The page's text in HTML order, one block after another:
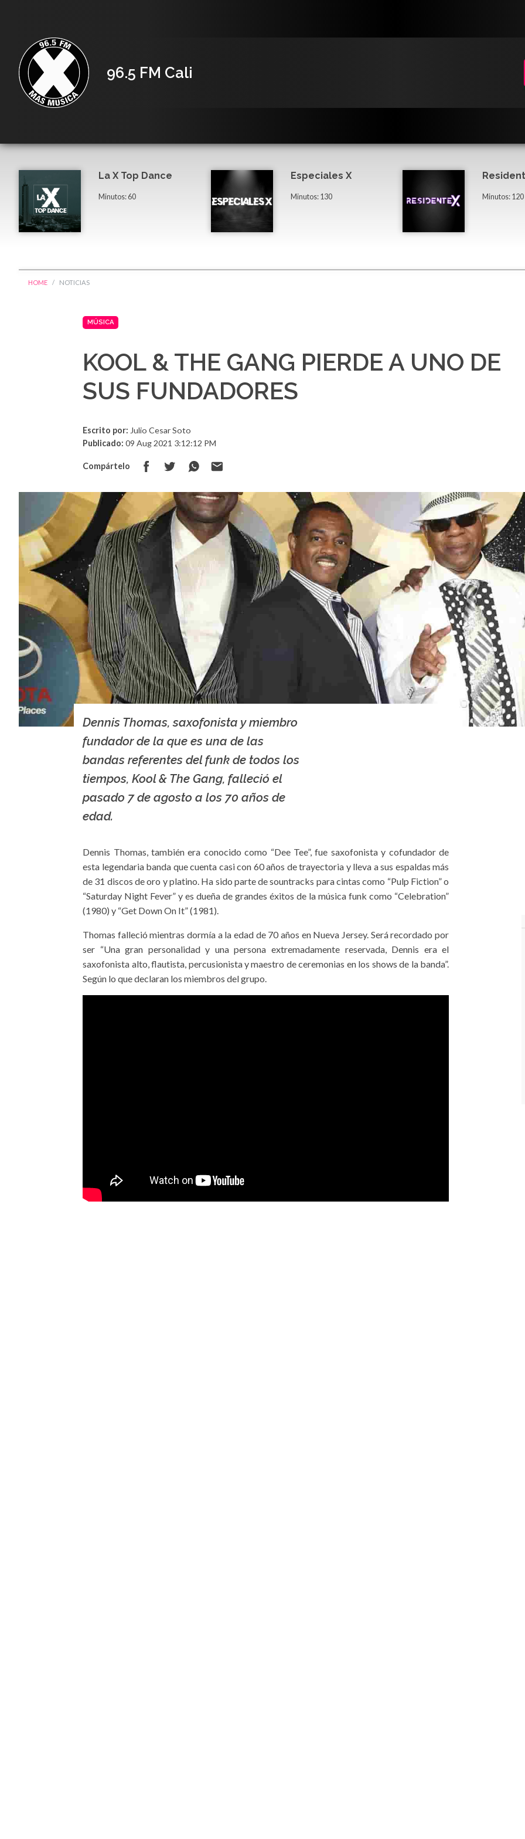
96.5 FM Cali
La X Top Dance
Minutos: 60
Especiales X
Minutos: 130 Minutos: 120
HOME NOTICIAS
MÚSICA
KOOL & THE GANG PIERDE A UNO DE
SUS FUNDADORES
Escrito por: Julio Cesar Soto
Publicado: 09 Aug 2021 3:12:12 PM
Compártelo
Dennis Thomas, saxofonista y miembro
fundador de la que es una de las
bandas referentes del funk de todos los
tiempos, Kool & The Gang, falleció el
pasado 7 de agosto a los 70 años de
edad.
Dennis Thomas, también era conocido como “Dee Tee”, fue saxofonista y cofundador de
esta legendaria banda que cuenta casi con 60 años de trayectoria y lleva a sus espaldas más
de 31 discos de oro y platino. Ha sido parte de sountracks para cintas como “Pulp Fiction” o
“Saturday Night Fever” y es dueña de grandes éxitos de la música funk como “Celebration”
(1980) y “Get Down On It” (1981).
Thomas falleció mientras dormía a la edad de 70 años en Nueva Jersey. Será recordado por
ser “Una gran personalidad y una persona extremadamente reservada, Dennis era el
saxofonista alto, flautista, percusionista y maestro de ceremonias en los shows de la banda”.
Según lo que declaran los miembros del grupo.